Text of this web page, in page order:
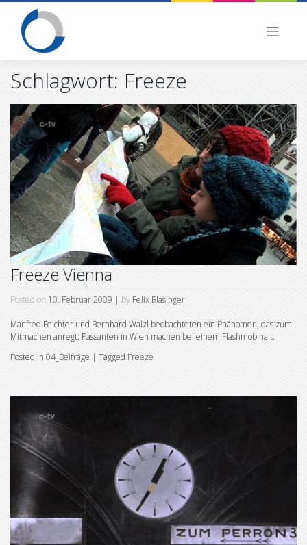
Skip
content
Schlagwort: Freeze
Freeze Vienna
Posted on 10. Februar 2009 | by Felix Blasinger
Manfred Feichter und Bernhard Walzl beobachteten ein Phänomen, das zum
Mitmachen anregt: Passanten in Wien machen bei einem Flashmob halt.
Posted in 04_Beiträge | Tagged Freeze